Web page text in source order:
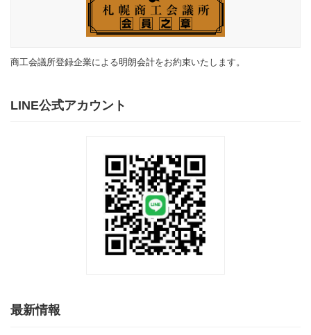
商工会議所登録企業による明朗会計をお約束いたします。
LINE公式アカウント
最新情報